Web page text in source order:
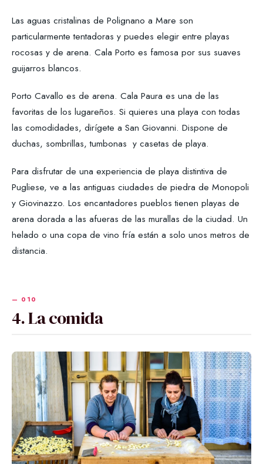
Las aguas cristalinas de Polignano a Mare son
particularmente tentadoras y puedes elegir entre playas
rocosas y de arena. Cala Porto es famosa por sus suaves
guijarros blancos.
Porto Cavallo es de arena. Cala Paura es una de las
favoritas de los lugareños. Si quieres una playa con todas
las comodidades, dirígete a San Giovanni. Dispone de
duchas, sombrillas, tumbonas y casetas de playa.
Para disfrutar de una experiencia de playa distintiva de
Pugliese, ve a las antiguas ciudades de piedra de Monopoli
y Giovinazzo. Los encantadores pueblos tienen playas de
arena dorada a las afueras de las murallas de la ciudad. Un
helado o una copa de vino fría están a solo unos metros de
distancia.
4. La comida